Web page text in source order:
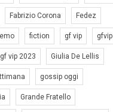
Fabrizio Corona Fedez
fiction gf vip gfvip
gf vip 2023 Giulia De Lellis
gossip oggi
Grande Fratello